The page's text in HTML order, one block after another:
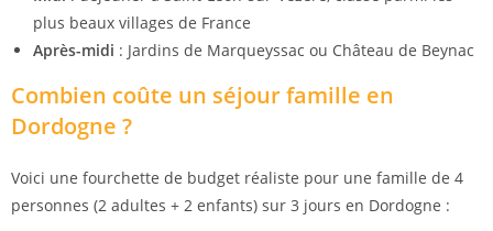
plus beaux villages de France
Après-midi : Jardins de Marqueyssac ou Château de Beynac
Combien coûte un séjour famille en
Dordogne ?
Voici une fourchette de budget réaliste pour une famille de 4
personnes (2 adultes + 2 enfants) sur 3 jours en Dordogne :